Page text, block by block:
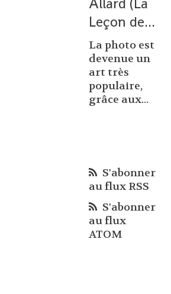
Leçon de...
La photo est
devenue un
art très
populaire,
grâce aux...
S'abonner
au flux RSS
S'abonner
au flux
ATOM